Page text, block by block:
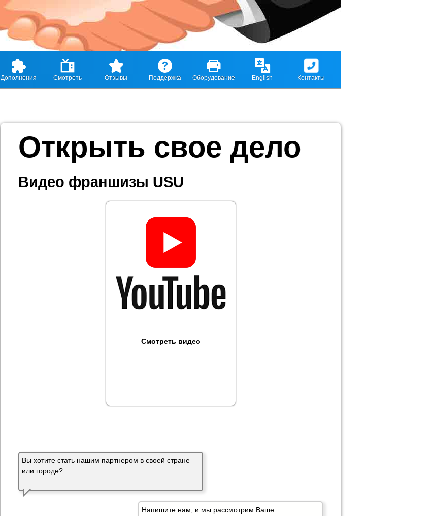
Дополнения Смотреть Отзывы Поддержка Оборудование English Контакты
Открыть свое дело
Видео франшизы USU
Смотреть видео
Вы хотите стать нашим партнером в своей стране
или городе?
Напишите нам, и мы рассмотрим Ваше